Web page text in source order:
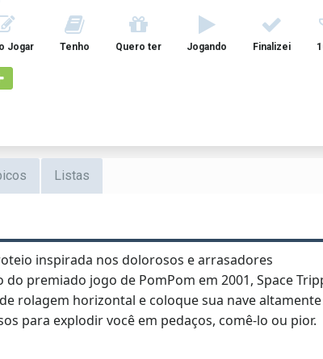
Jogar Tenho Quero ter Jogando Finalizei
Listas
inspirada nos dolorosos e arrasadores
premiado jogo de PomPom em 2001, Space
rolagem horizontal e coloque sua nave altamente
para explodir você em pedaços, comê-lo ou pior.